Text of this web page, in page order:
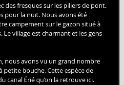
des fresques sur les piliers de pont.
pour la nuit. Nous avons été
campement sur le gazon situé à
village est charmant et les gens
nous avons vu un grand nombre
petite bouche. Cette espèce de
canal Érié qu’on la retrouve ici.